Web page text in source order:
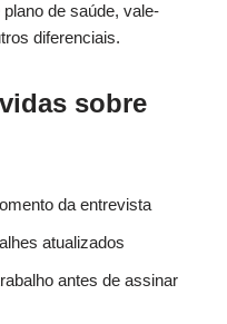
de saúde, vale-
diferenciais.
sobre
da entrevista
atualizados
antes de assinar